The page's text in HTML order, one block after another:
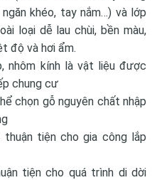
khéo, tay nắm…) và lớp
loại dễ lau chùi, bền màu,
độ và hơi ẩm.
nhôm kính là vật liệu được
chung cư
chọn gỗ nguyên chất nhập
tiện cho gia công lắp
tiện cho quá trình di dời